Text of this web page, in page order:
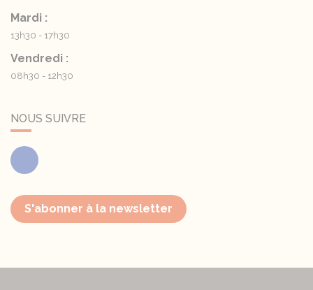
Mardi :
13h30 - 17h30
Vendredi :
08h30 - 12h30
NOUS SUIVRE
Facebook
S'abonner à la newsletter